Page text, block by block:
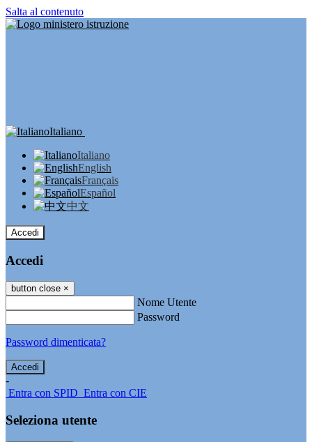
Salta al contenuto
Italiano
Italiano
English
Français
Español
中文
Accedi
Accedi
button close ×
Nome Utente
Password
Password dimenticata?
-
Entra con SPID Entra con CIE
Seleziona utente